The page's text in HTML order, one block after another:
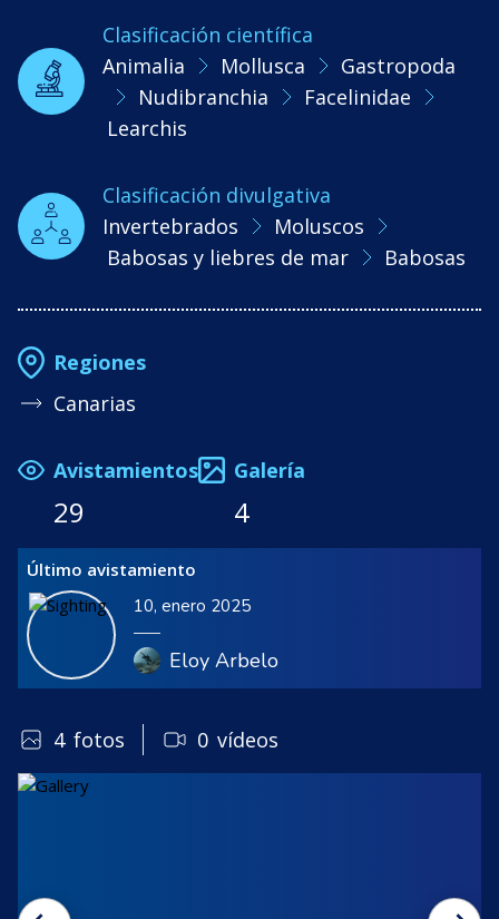
Clasificación científica
Animalia
Mollusca
Gastropoda
Nudibranchia
Facelinidae
Learchis
Clasificación divulgativa
Invertebrados
Moluscos
Babosas y liebres de mar
Babosas
Regiones
Canarias
Avistamientos
29
Galería
4
Último avistamiento
10, enero 2025
Eloy Arbelo
4 fotos 0 vídeos